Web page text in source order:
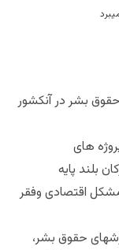
حقوق بشر در آنکشور
های
بلند پایه
اقتصادی وفقر
حقوق بشر،